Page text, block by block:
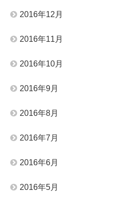
2016年12月
2016年11月
2016年10月
2016年9月
2016年8月
2016年7月
2016年6月
2016年5月